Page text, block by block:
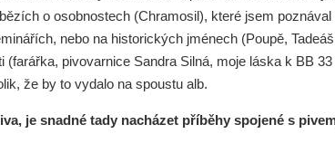
o osobnostech (Chramosil), které jsem
nebo na historických jménech (Poupě,
(farářka, pivovarnice Sandra Silná, moje láska k BB
že by to vydalo na spoustu alb.
je snadné tady nacházet příběhy spojené s